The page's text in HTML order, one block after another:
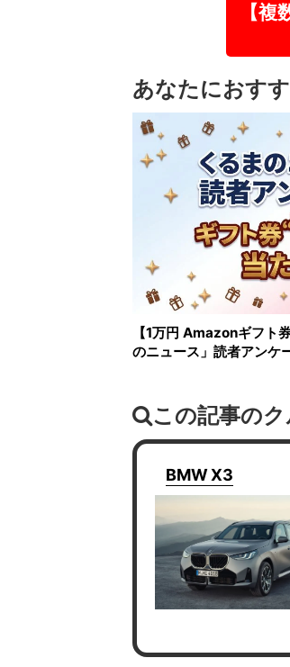
【
あなたにおす
【1万円 Amazonギフト
のニュース」読者アンケ
この記事の
BMWX3